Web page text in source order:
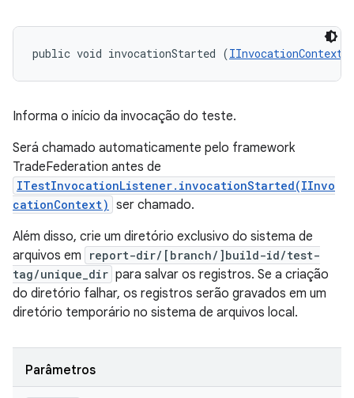
public void invocationStarted (IInvocationContext
Informa o início da invocação do teste.
Será chamado automaticamente pelo framework
TradeFederation antes de
ITestInvocationListener.invocationStarted(IInvo
cationContext) ser chamado.
Além disso, crie um diretório exclusivo do sistema de
arquivos em
report-dir/[branch/]build-id/test-
tag/unique_dir para salvar os registros. Se a criação
do diretório falhar, os registros serão gravados em um
diretório temporário no sistema de arquivos local.
Parâmetros